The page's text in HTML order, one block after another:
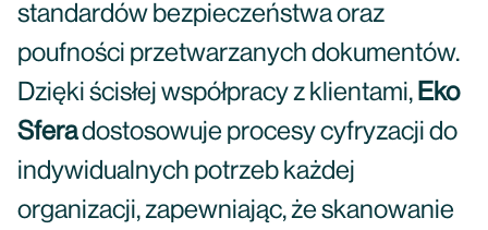
standardów bezpieczeństwa oraz
poufności przetwarzanych dokumentów.
Dzięki ścisłej współpracy z klientami, Eko
Sferadostosowuje procesy cyfryzacji do
indywidualnych potrzeb każdej
organizacji, zapewniając, że skanowanie